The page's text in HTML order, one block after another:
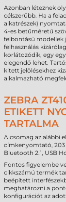
Azonban léteznek
célszerűbb. Ha a
alkatrészek)
4-es betűméretű
felbontású modellek
felhasználás
korlátozódik, egy
elegendő lehet.
kitett jelölésekhez
alkalmazható
ZEBRA
ETIKETT
TARTALMA
A csomag az alábbi
címkenyomtató, 203
Bluetooth 2.1, USB
Fontos figyelembe
cikkszámú termék
beépített
meghatározni a
konfigurációt az